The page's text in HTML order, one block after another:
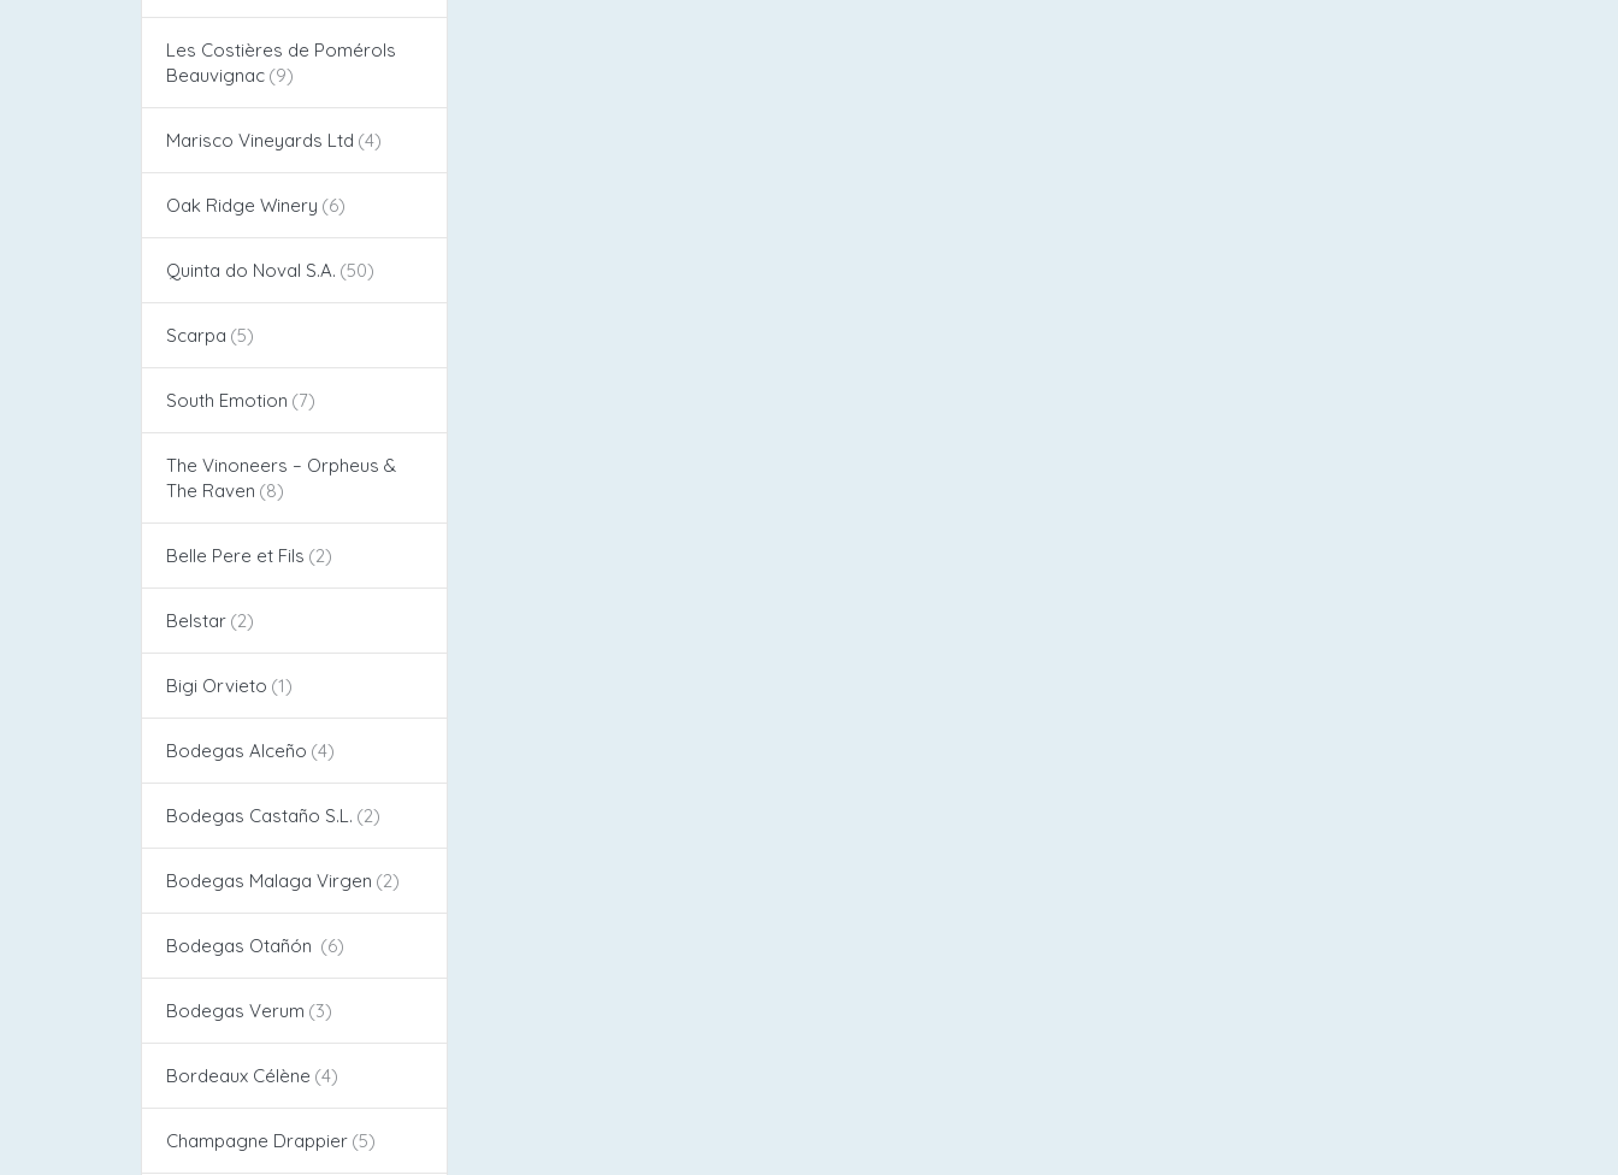
Les Costières de Pomérols
Beauvignac
Marisco Vineyards Ltd
Oak Ridge Winery
Quinta do Noval S.A.
Scarpa
South Emotion
The Vinoneers – Orpheus &
The Raven
Belle Pere et Fils
Belstar
Bigi Orvieto
Bodegas Alceño​
Bodegas Castaño S.L.
Bodegas Malaga Virgen
Bodegas Otañón
Bodegas Verum
Bordeaux Célène
Champagne Drappier